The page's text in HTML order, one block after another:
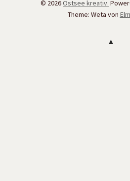
© 2026Ostsee kreativ.
Theme: Weta von